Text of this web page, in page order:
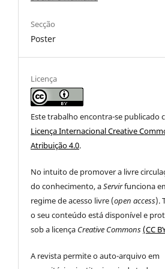
Secção
Poster
Licença
Este trabalho encontra-se publicado
Licença Internacional Creative
Atribuição 4.0.
No intuito de promover a livre
do conhecimento, aServirfunciona
regime de acesso livre (open access).
o seu conteúdo está disponível e
sob a licença Creative Commons(CC
A revista permite o auto-arquivo em